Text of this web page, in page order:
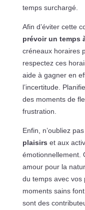
temps surchargé.
Afin d’éviter cette
prévoir un temps
créneaux horaires
respectez ces
aide à gagner en
l’incertitude.
des moments de
frustration.
Enfin, n’oubliez
plaisirs et aux
émotionnellement.
amour pour la
du temps avec vos
moments sains
sont des